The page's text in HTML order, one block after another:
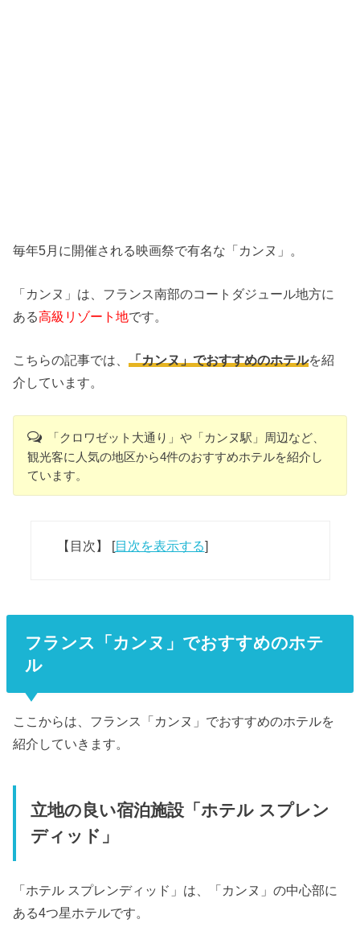
毎年5月に開催される映画祭で有名な「カンヌ」。
「カンヌ」は、 フランス南部のコートダジュール地方に
ある高級リゾート地です。
こちらの記事では、「カンヌ」でおすすめのホテルを紹
介しています。
「クロワゼット大通り」や「カンヌ駅」周辺など、
観光客に人気の地区から4件のおすすめホテルを紹介し
ています。
【目次】 [目次を表示する]
フランス「カンヌ」でおすすめのホテ
ル
ここからは、フランス「カンヌ」でおすすめのホテルを
紹介していきます。
立地の良い宿泊施設「ホテル スプレン
ディッド」
「ホテル スプレンディッド」は、「カンヌ」の中心部に
ある4つ星ホテルです。